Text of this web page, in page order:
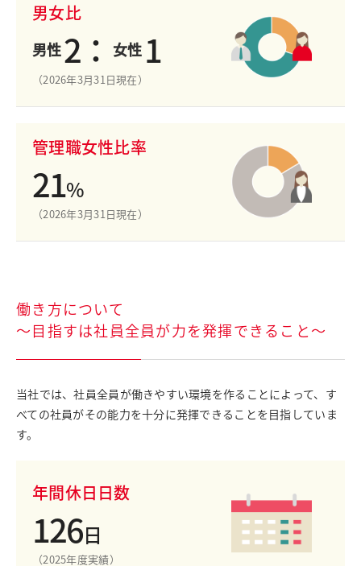
男女比
男性2： 女性 1
（2026年3月31日現在）
管理職女性比率
21%
（2026年3月31日現在）
働き方について
～目指すは社員全員が力を発揮できること～
当社では、社員全員が働きやすい環境を作ることによって、す
べての社員がその能力を十分に発揮できることを目指していま
す。
年間休日日数
126日
（2025年度実績）